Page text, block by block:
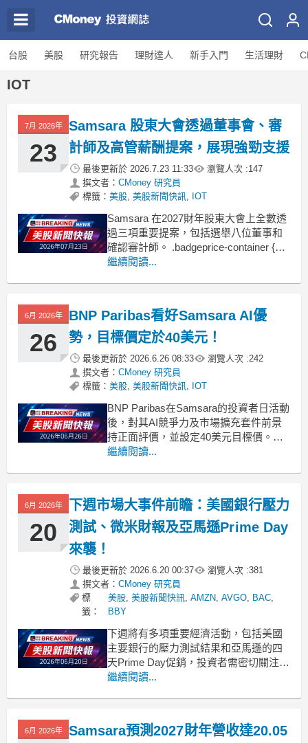
台股 美股 研究報告 理財達人 新手入門 生活理財
IOT
7月 2026年
23
Samsara 股東大會透過董事會、審
計師及高管薪酬提案，展現強勁支援
最後更新於 2026.7.23 11:33 瀏覽人次 :147
撰文者： CMoney 研究員
標籤： 美股, 美股新聞快訊, IOT
Samsara 在2027財年股東大會上全數透
過三項重要提案，包括選舉八位董事和
確認審計師。 .badgeprice-container {
display: flex !important;
flex
繼續閱讀...
6月 2026年
26
BNP Paribas看好Samsara AI優
勢，目標價定於40美元！
最後更新於 2026.6.26 08:33 瀏覽人次 :242
撰文者： CMoney 研究員
標籤： 美股, 美股新聞快訊, IOT
BNP Paribas在Samsara的投資者日活動
後，對其AI競爭力及市場擴充套件前景
持正面評價，並設定40美元目標價。
.badgeprice-container {
gap: 1rem !important
繼續閱讀...
6月 2026年
20
下週市場大事件前瞻：美國銀行壓力
測試、微米財報及亞馬遜Prime Day
來襲！
最後更新於 2026.6.20 00:37 瀏覽人次 :381
撰文者： CMoney 研究員
標
籤：
美股,美股新聞快訊,AMZN,AVGO, BAC,
BBY
下週將有多項重要經濟活動，包括美國
主要銀行的壓力測試結果和亞馬遜的四
天Prime Day促銷，投資者需密切關注。
.badgeprice-container {
gap: 1rem !important;
繼續閱讀...
6月 2026年
Samsara預測2027財年營收達20.05